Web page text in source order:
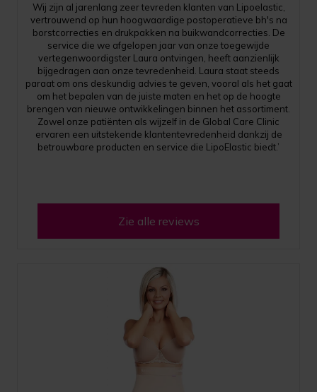
Wij zijn al jarenlang zeer tevreden klanten van Lipoelastic,
vertrouwend op hun hoogwaardige postoperatieve bh's na
borstcorrecties en drukpakken na buikwandcorrecties. De
service die we afgelopen jaar van onze toegewijde
vertegenwoordigster Laura ontvingen, heeft aanzienlijk
bijgedragen aan onze tevredenheid. Laura staat steeds
paraat om ons deskundig advies te geven, vooral als het gaat
om het bepalen van de juiste maten en het op de hoogte
brengen van nieuwe ontwikkelingen binnen het assortiment.
Zowel onze patiënten als wijzelf in de Global Care Clinic
ervaren een uitstekende klantentevredenheid dankzij de
betrouwbare producten en service die LipoElastic biedt.’
Zie alle reviews